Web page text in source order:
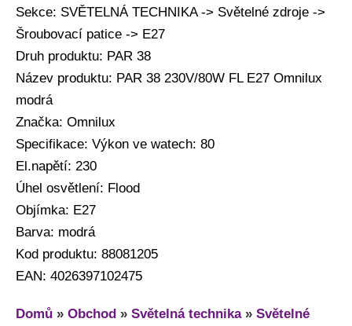
Sekce: SVĚTELNÁ TECHNIKA -> Světelné zdroje ->
Šroubovací patice -> E27
Druh produktu: PAR 38
Název produktu: PAR 38 230V/80W FL E27 Omnilux
modrá
Značka: Omnilux
Specifikace: Výkon ve watech: 80
El.napětí: 230
Úhel osvětlení: Flood
Objímka: E27
Barva: modrá
Kod produktu: 88081205
EAN: 4026397102475
Domů » Obchod » Světelná technika» Světelné